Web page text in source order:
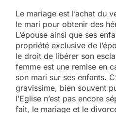
Le mariage est l’achat du
le mari pour obtenir des
L’épouse ainsi que ses
propriété exclusive de
le droit de libérer son
femme est une remise en
son mari sur ses enfants.
gravissime, bien souvent
l’Eglise n’est pas encore
fait, le mariage et le